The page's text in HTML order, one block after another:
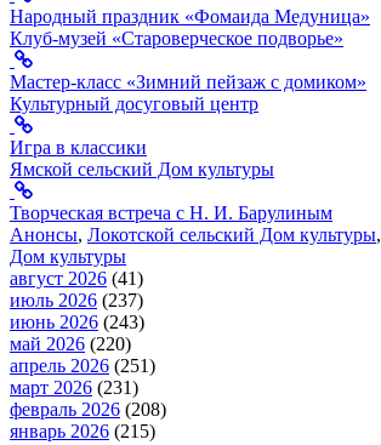
Народный праздник «Фомаида Медуница»
Клуб-музей «Староверческое подворье»
Мастер-класс «Зимний пейзаж с домиком»
Культурный досуговый центр
Игра в классики
Ямской сельский Дом культуры
Творческая встреча с Н. И. Барулиным
Анонсы, Локотской сельский Дом культуры,
Дом культуры
август 2026 (41)
июль 2026 (237)
июнь 2026 (243)
май 2026 (220)
апрель 2026 (251)
март 2026 (231)
февраль 2026 (208)
январь 2026 (215)